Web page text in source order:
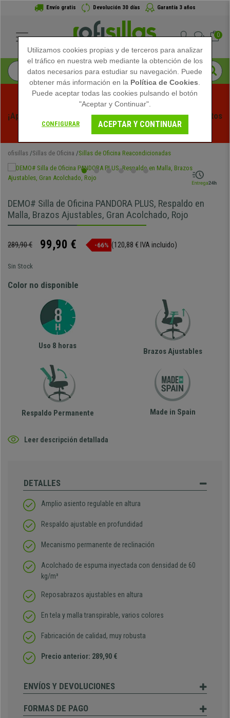
Envío gratis Devolución 30 días Garantía 3 años
0
¡Aprovecha las Rebajas de Verano en Ofisillas! Descuentos
Exclusivos por Tiempo Limitado - Ver Promo
ofisillas Sillas de Oficina Sillas de Oficina Reacondicionadas
DEMO# Silla de Oficina PANDORA PLUS, Respaldo en
Malla, Brazos Ajustables, Gran Acolchado, Rojo
289,90 € 99,90 € -66% (120,88 € IVA incluido)
Sin Stock
Color no disponible
Uso 8 horas
Brazos Ajustables
Respaldo Permanente Made in Spain
Leer descripción detallada
DETALLES
Amplio asiento regulable en altura
Respaldo ajustable en profundidad
Mecanismo permanente de reclinación
Acolchado de espuma inyectada con densidad de 60
kg/m³
Reposabrazos ajustables en altura
En tela y malla transpirable, varios colores
Fabricación de calidad, muy robusta
Precio anterior: 289,90 €
ENVÍOS Y DEVOLUCIONES
FORMAS DE PAGO
Utilizamos cookies propias y de terceros para analizar
el tráfico en nuestra web mediante la obtención de los
datos necesarios para estudiar su navegación. Puede
obtener más información en la Política de Cookies
Puede aceptar todas las cookies pulsando el botón
"Aceptar y Continuar".
CONFIGURAR ACEPTAR Y CONTINUAR